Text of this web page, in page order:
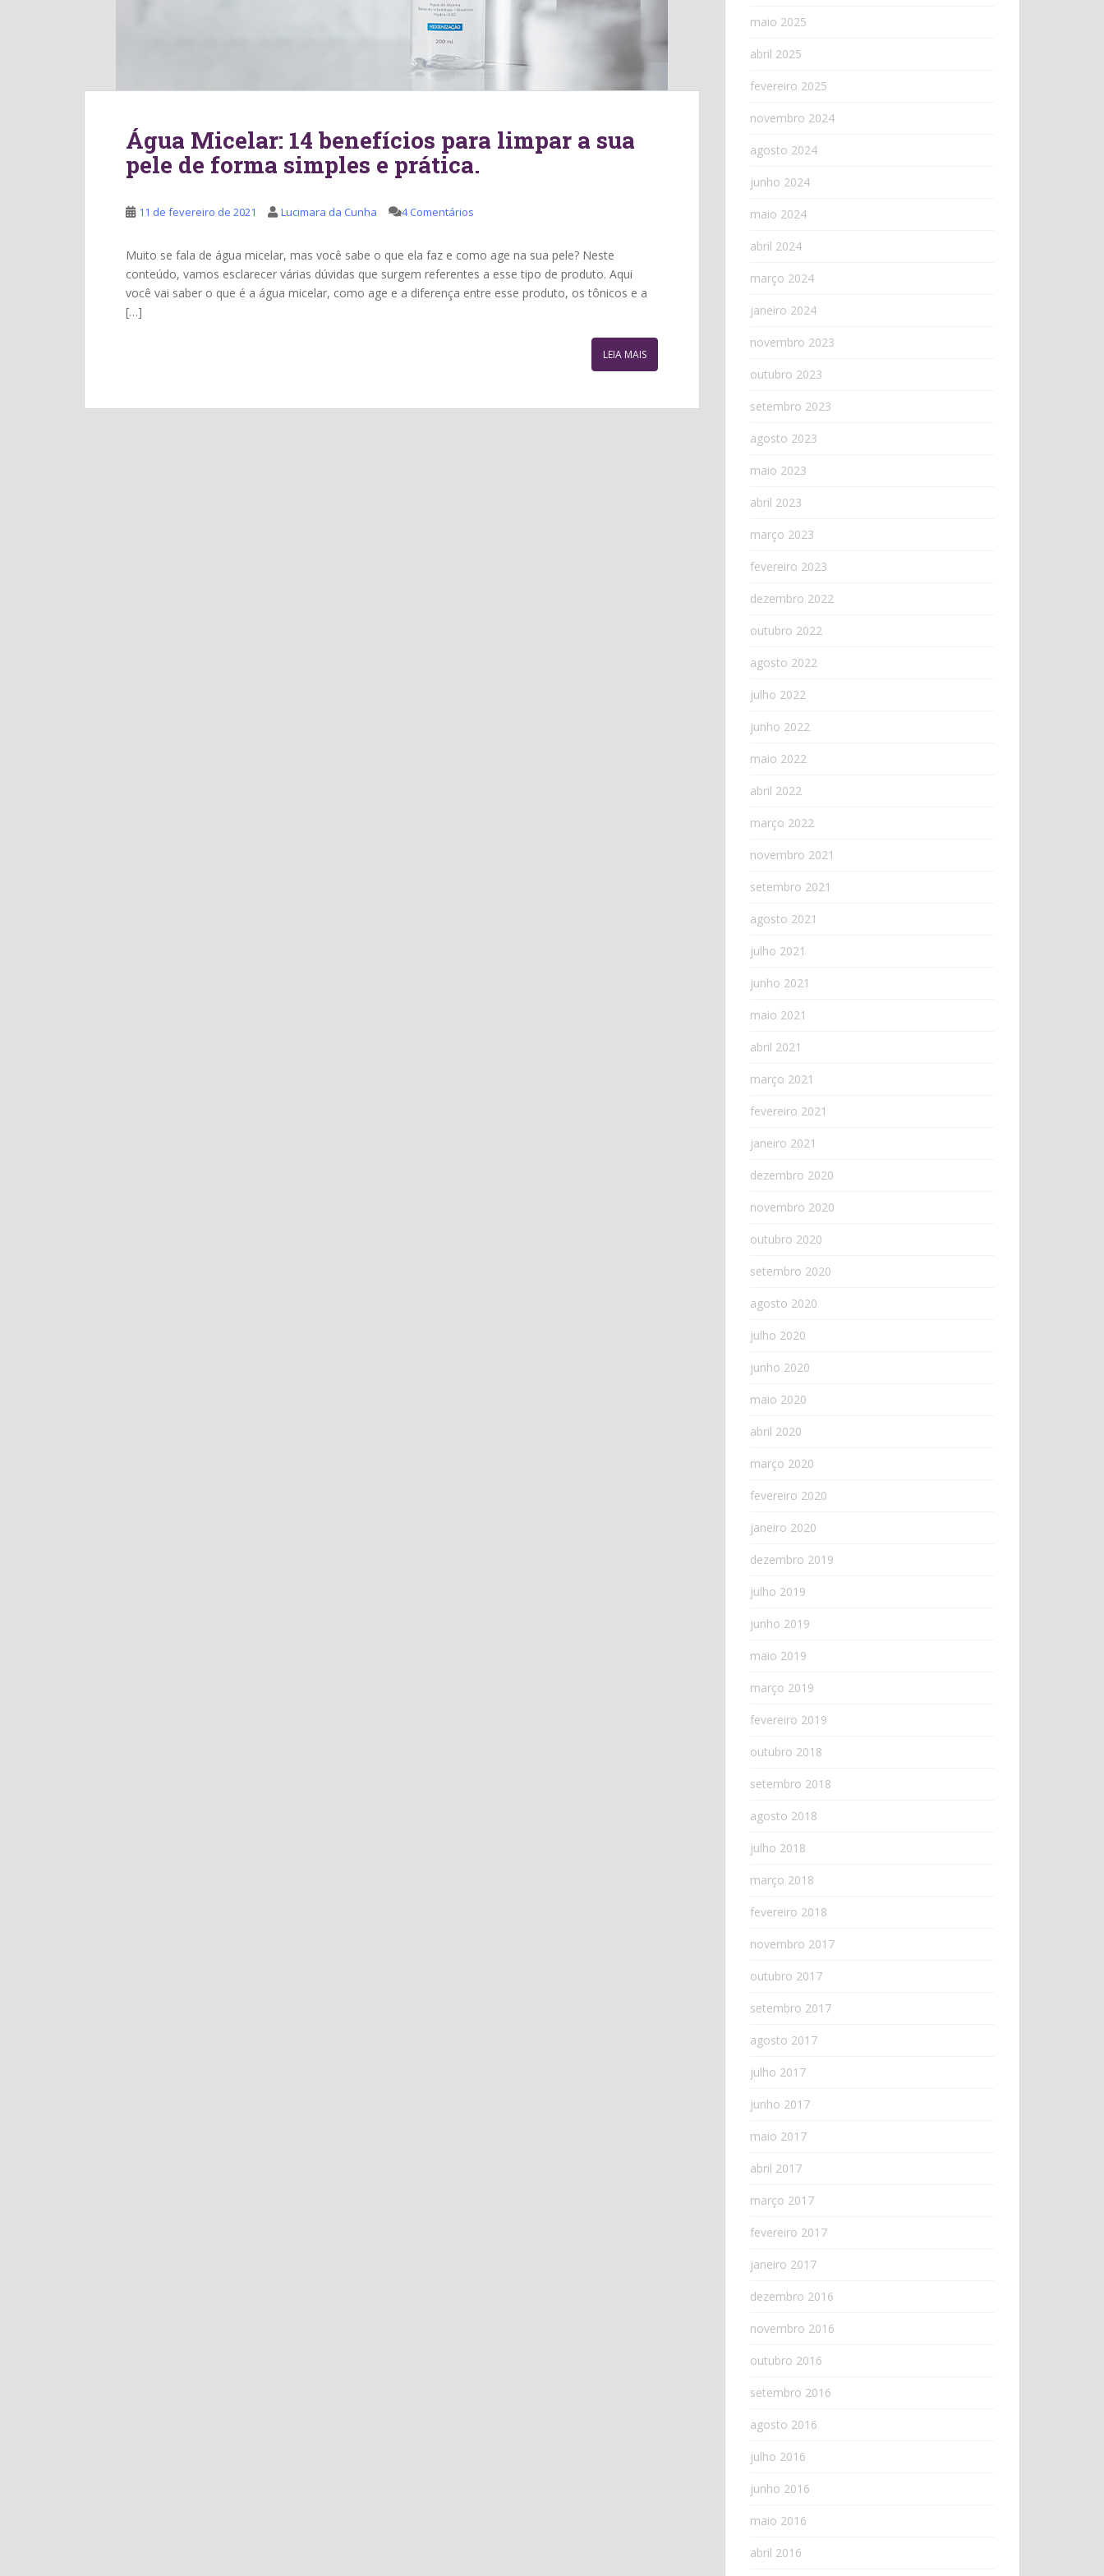
Água Micelar: 14 benefícios para limpar a sua
pele de forma simples e prática.
11 de fevereiro de 2021 Lucimara da Cunha 4 Comentários
Muito se fala de água micelar, mas você sabe o que ela faz e como age na sua pele? Neste
conteúdo, vamos esclarecer várias dúvidas que surgem referentes a esse tipo de produto. Aqui
você vai saber o que é a água micelar, como age e a diferença entre esse produto, os tônicos e a
[…]
LEIA MAIS
maio 2025
abril 2025
fevereiro 2025
novembro 2024
agosto 2024
junho 2024
maio 2024
abril 2024
março 2024
janeiro 2024
novembro 2023
outubro 2023
setembro 2023
agosto 2023
maio 2023
abril 2023
março 2023
fevereiro 2023
dezembro 2022
outubro 2022
agosto 2022
julho 2022
junho 2022
maio 2022
abril 2022
março 2022
novembro 2021
setembro 2021
agosto 2021
julho 2021
junho 2021
maio 2021
abril 2021
março 2021
fevereiro 2021
janeiro 2021
dezembro 2020
novembro 2020
outubro 2020
setembro 2020
agosto 2020
julho 2020
junho 2020
maio 2020
abril 2020
março 2020
fevereiro 2020
janeiro 2020
dezembro 2019
julho 2019
junho 2019
maio 2019
março 2019
fevereiro 2019
outubro 2018
setembro 2018
agosto 2018
julho 2018
março 2018
fevereiro 2018
novembro 2017
outubro 2017
setembro 2017
agosto 2017
julho 2017
junho 2017
maio 2017
abril 2017
março 2017
fevereiro 2017
janeiro 2017
dezembro 2016
novembro 2016
outubro 2016
setembro 2016
agosto 2016
julho 2016
junho 2016
maio 2016
abril 2016